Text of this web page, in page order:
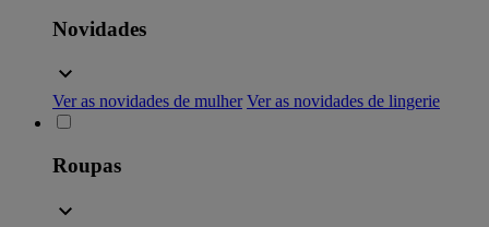
Novidades
Ver as novidades de mulher Ver as novidades de lingerie
Roupas